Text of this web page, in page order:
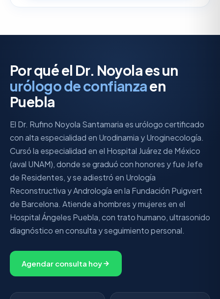
Por qué el Dr. Noyola es un
urólogo de confianzaen
Puebla
El Dr. Rufino Noyola Santamaria es urólogo certificado
con alta especialidad en Urodinamia y Uroginecología.
Cursó la especialidad en el Hospital Juárez de México
(aval UNAM), donde se graduó con honores y fue Jefe
de Residentes, y se adiestró en Urología
Reconstructiva y Andrología en la Fundación Puigvert
de Barcelona. Atiende a hombres y mujeres en el
Hospital Ángeles Puebla, con trato humano, ultrasonido
diagnóstico en consulta y seguimiento personal.
Agendar consulta hoy